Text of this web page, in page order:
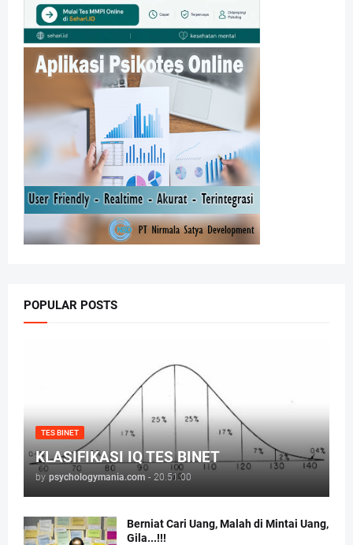
POPULAR POSTS
TES BINET
KLASIFIKASI IQ TES BINET
by psychologymania.com - 20.51.00
Berniat Cari Uang, Malah di Mintai Uang,
Gila...!!!